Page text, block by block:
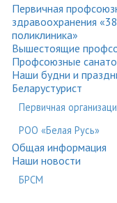
Первичная
здравоохранения
поликлиника»
Вышестоящие
Профсоюзные
Наши будни и
Беларустурист
Первичная
РОО «Белая Русь»
Общая информация
Наши новости
БРСМ